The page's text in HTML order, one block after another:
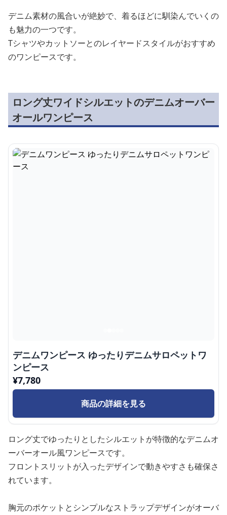
デニム素材の風合いが絶妙で、着るほどに馴染んでいくの
も魅力の一つです。
Tシャツやカットソーとのレイヤードスタイルがおすすめ
のワンピースです。
ロング丈ワイドシルエットのデニムオーバー
オールワンピース
デニムワンピース ゆったりデニムサロペットワ
ンピース
¥7,780
商品の詳細を見る
ロング丈でゆったりとしたシルエットが特徴的なデニムオ
ーバーオール風ワンピースです。
フロントスリットが入ったデザインで動きやすさも確保さ
れています。
胸元のポケットとシンプルなストラップデザインがオーバ